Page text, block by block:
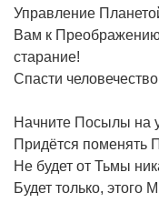
Управление
Вам к
старание!
Спасти
Начните Посылы на
Придётся поменять
Не будет от Тьмы
Будет только, этого